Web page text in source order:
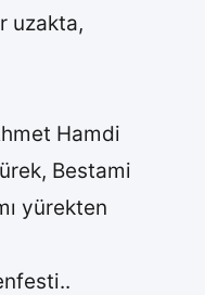
uzakta,
Hamdi
Bestami
yürekten